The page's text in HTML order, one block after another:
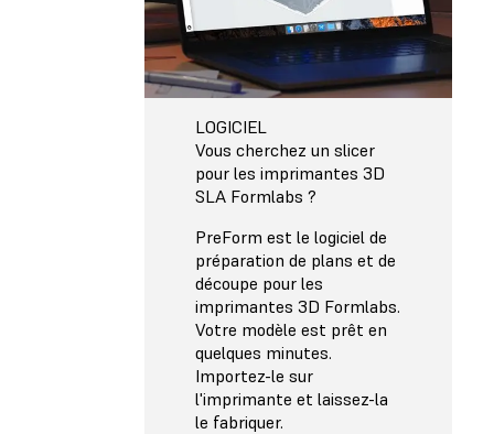
LOGICIEL
Vous cherchez un slicer
pour les imprimantes 3D
SLA Formlabs ?
PreForm est le logiciel de
préparation de plans et de
découpe pour les
imprimantes 3D Formlabs.
Votre modèle est prêt en
quelques minutes.
Importez-le sur
l'imprimante et laissez-la
le fabriquer.